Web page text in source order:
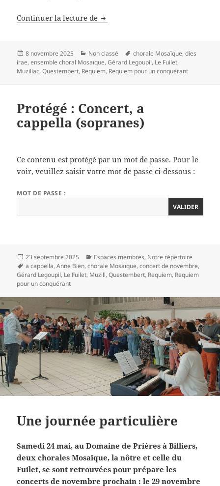
Continuer la lecture de Dies irae, pièce clé du Requiem
Publié
le
8 novembre 2025 Catégories
Non classé
Mots-
clés
chorale Mosaïque,dies
irae,ensemble choral Mosaïque,Gérard Legoupil, Le Fuilet,
Muzillac,Questembert, Requiem, Requiem pour un conquérant
Protégé : Concert, a
cappella (sopranes)
Ce contenu est protégé par un mot de passe. Pour le
voir, veuillez saisir votre mot de passe ci-dessous :
MOT DE PASSE :
Publié
le
23 septembre 2025 Catégories
Espaces membres, Notre répertoire
Mots-
clés
a cappella,Anne Bien,chorale Mosaïque,concert de novembre,
Gérard Legoupil, Le Fuilet, Muzill,Questembert, Requiem, Requiem
pour un conquérant
Une journée particulière
Samedi 24 mai, au Domaine de Prières à Billiers,
deux chorales Mosaïque, la nôtre et celle du
Fuilet, se sont retrouvées pour prépare les
concerts de novembre prochain : le 29 novembre